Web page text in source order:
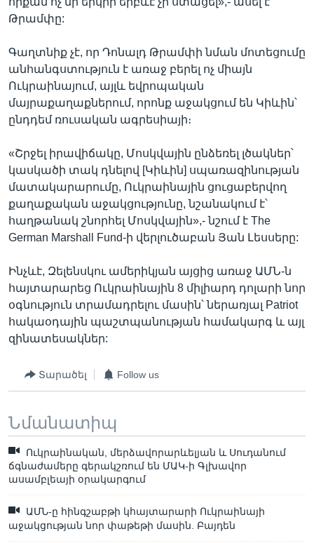
Թրամփը:
Գաղտնիք չէ, որ Դոնալդ Թրամփի նման մոտեցումը
անհանգստություն է առաջ բերել ոչ միայն
Ուկրաինայում, այլև եվրոպական
մայրաքաղաքներում, որոնք աջակցում են Կիևին՝
ընդդեմ ռուսական ագրեսիայի։
«Շրջել իրավիճակը, Մոսկվային ընձեռել լծակներ՝
կասկածի տակ դնելով [Կիևին] սպառազինության
մատակարարումը, Ուկրաինային ցուցաբերվող
քաղաքական աջակցությունը, նշանակում է՝
հաղթանակ շնորհել Մոսկվային»,- նշում է The
German Marshall Fund-ի վերլուծաբան Յան Լեսսերը:
Ինչևէ, Զելենսկու ամերիկյան այցից առաջ ԱՄՆ-ն
հայտարարեց Ուկրաինային 8 միլիարդ դոլարի նոր
օգնություն տրամադրելու մասին՝ ներառյալ Patriot
հակաօդային պաշտպանության համակարգ և այլ
զինատեսակներ:
Տարածել Follow us
Նմանատիպ
Ուկրաինական, մերձավորարևելյան և Սուդանում
ճգնաժամերը գերակշռում են ՄԱԿ-ի Գլխավոր
ասամբլեայի օրակարգում
ԱՄՆ-ը հինգշաբթի կհայտարարի Ուկրաինայի
աջակցության նոր փաթեթի մասին. Բայդեն